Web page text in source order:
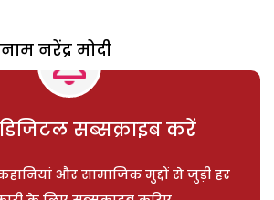
नरेंद्र मोदी
सब्सक्राइब करें
और सामाजिक मुद्दों से जुड़ी हर